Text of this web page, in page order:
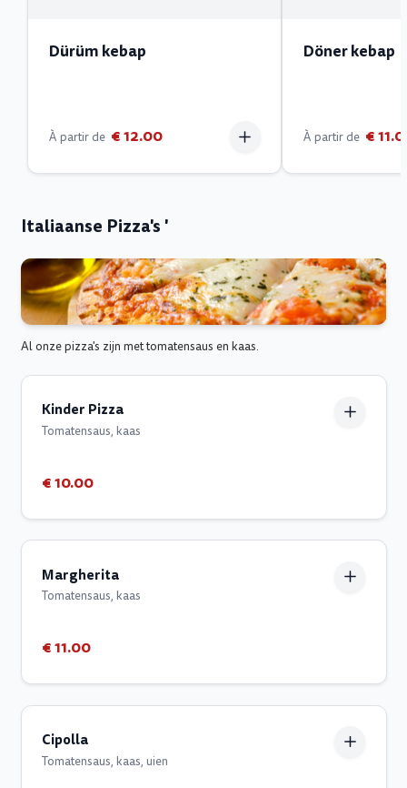
Dürüm kebap
À partir de € 12.00
Döner kebap
À partir de €
Italiaanse Pizza's '
Al onze pizza's zijn met tomatensaus en kaas.
Kinder Pizza
Tomatensaus, kaas
€ 10.00
Margherita
Tomatensaus, kaas
€ 11.00
Cipolla
Tomatensaus, kaas, uien